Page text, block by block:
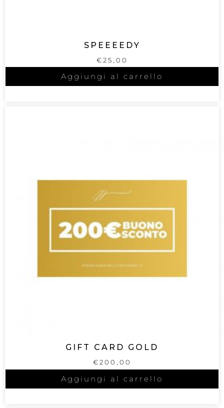
SPEEEEDY
€25,00
Aggiungi al carrello
GIFT CARD GOLD
€200,00
Aggiungi al carrello